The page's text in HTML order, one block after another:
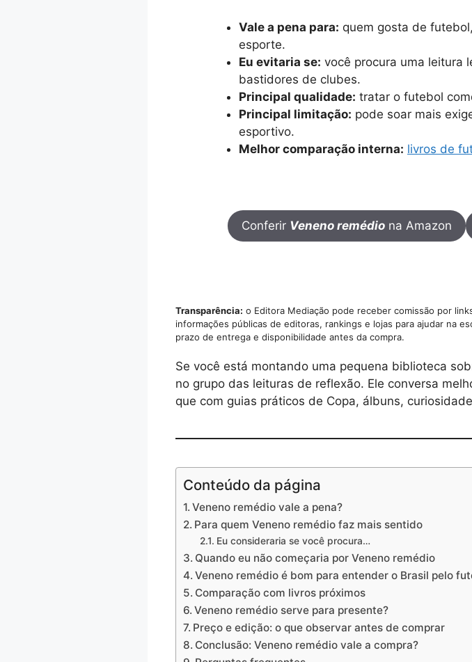
Vale a pena para: quem gosta de
esporte.
Eu evitaria se: você procura uma leitura
bastidores de clubes.
Principal qualidade: tratar o futebol
Principal limitação: pode soar mais
esportivo.
Melhor comparação interna: livros de
Conferir Veneno remédio na Amazon
Transparência: o Editora Mediação pode receber comissão por
informações públicas de editoras, rankings e lojas para ajudar na
prazo de entrega e disponibilidade antes da compra.
Se você está montando uma pequena biblioteca
no grupo das leituras de reflexão. Ele conversa
que com guias práticos de Copa, álbuns,
Conteúdo da página
Veneno remédio vale a pena?
Para quem Veneno remédio faz mais sentido
Eu consideraria se você procura…
Quando eu não começaria por Veneno remédio
Veneno remédio é bom para entender o Brasil pelo
Comparação com livros próximos
Veneno remédio serve para presente?
Preço e edição: o que observar antes de comprar
Conclusão: Veneno remédio vale a compra?